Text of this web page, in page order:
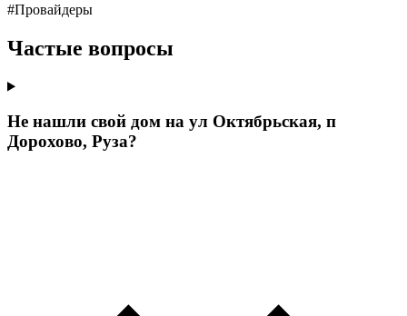
#Провайдеры
Частые вопросы
Не нашли свой дом на ул Октябрьская, п
Дорохово, Руза?